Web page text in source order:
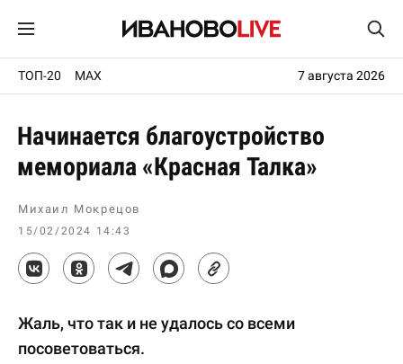
ТОП-20 MAX 7 августа 2026
Начинается благоустройство
мемориала «Красная Талка»
Михаил Мокрецов
15/02/2024 14:43
Жаль, что так и не удалось со всеми
посоветоваться.